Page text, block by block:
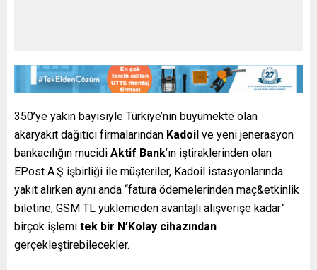
350’ye yakın bayisiyle Türkiye’nin büyümekte olan
akaryakıt dağıtıcı firmalarından Kadoil ve yeni jenerasyon
bankacılığın mucidi Aktif Bank’ın iştiraklerinden olan
EPost A.Ş işbirliği ile müşteriler, Kadoil istasyonlarında
yakıt alırken aynı anda “fatura ödemelerinden maç&etkinlik
biletine, GSM TL yüklemeden avantajlı alışverişe kadar”
birçok işlemi tek bir N’Kolay cihazından
gerçekleştirebilecekler.